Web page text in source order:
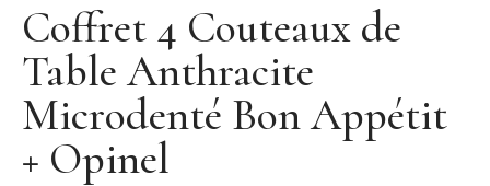
Coffret 4 Couteaux de
Table Anthracite
Microdenté Bon Appétit
+ Opinel